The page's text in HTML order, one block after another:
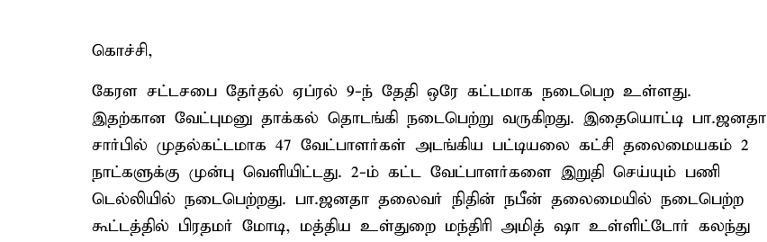
கொச்சி,
கேரள சட்டசபை தேர்தல் ஏப்ரல் 9-ந் தேதி ஒரே கட்டமாக நடைபெற உள்ளது.
இதற்கான வேட்புமனு தாக்கல் தொடங்கி நடைபெற்று வருகிறது. இதையொட்டி பா.ஜனதா
சார்பில் முதல்கட்டமாக 47 வேட்பாளர்கள் அடங்கிய பட்டியலை கட்சி தலைமையகம் 2
நாட்களுக்கு முன்பு வெளியிட்டது. 2-ம் கட்ட வேட்பாளர்களை இறுதி செய்யும் பணி
டெல்லியில் நடைபெற்றது. பா.ஜனதா தலைவர் நிதின் நபீன் தலைமையில் நடைபெற்ற
கூட்டத்தில் பிரதமர் மோடி, மத்திய உள்துறை மந்திரி அமித் ஷா உள்ளிட்டோர் கலந்து